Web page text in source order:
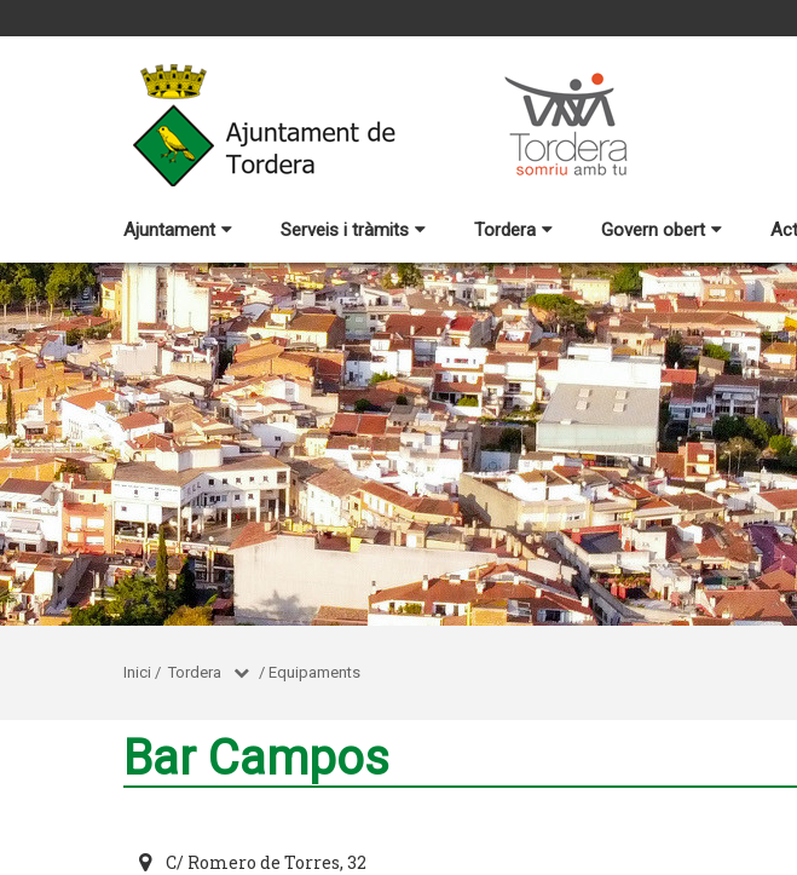
Ajuntament Serveis i tràmits Tordera Govern obert
Inici / Tordera / Equipaments
Bar Campos
C/ Romero de Torres, 32